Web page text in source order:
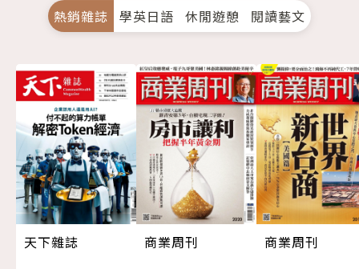
熱銷雜誌 學英日語 休閒遊憩 閱讀藝文
天下雜誌
商業周刊
商業周刊